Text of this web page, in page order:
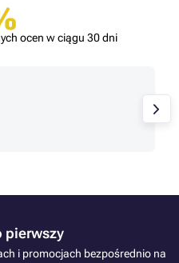
ocen w ciągu 30 dni
pierwszy
i promocjach bezpośrednio na